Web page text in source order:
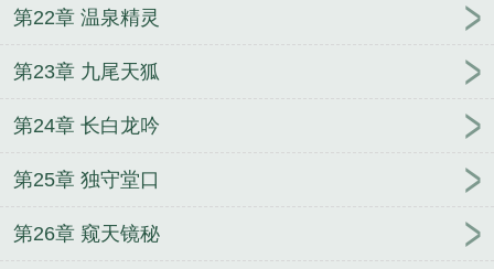
第22章 温泉精灵
第23章 九尾天狐
第24章 长白龙吟
第25章 独守堂口
第26章 窥天镜秘